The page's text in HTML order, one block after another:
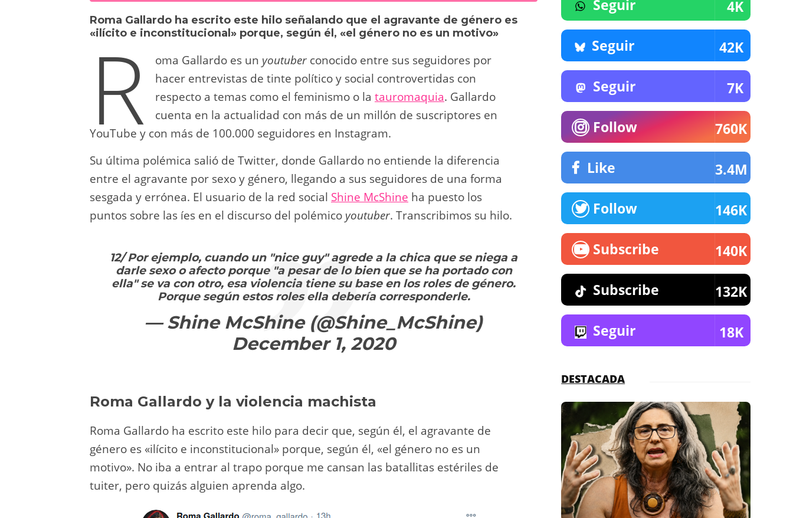
sk
y
o
d
n
gr
a
m
s
A
p
p
e
b
o
o
k
di
t
y
Li
n
k
p
ar
tir
Roma Gallardo ha escrito este hilo señalando que el agravante de género es
«ilícito e inconstitucional» porque, según él, «el género no es un motivo»
R oma Gallardo es un youtuberconocido entre sus seguidores por
hacer entrevistas de tinte político y social controvertidas con
respecto a temas como el feminismo o la tauromaquia. Gallardo
cuenta en la actualidad con más de un millón de suscriptores en
YouTube y con más de 100.000 seguidores en Instagram.
Su última polémica salió de Twitter, donde Gallardo no entiende la diferencia
entre el agravante por sexo y género, llegando a sus seguidores de una forma
sesgada y errónea. El usuario de la red social Shine McShine ha puesto los
puntos sobre las íes en el discurso del polémico youtuber. Transcribimos su hilo.
12/ Por ejemplo, cuando un "nice guy" agrede a la chica que se niega a
darle sexo o afecto porque "a pesar de lo bien que se ha portado con
ella" se va con otro, esa violencia tiene su base en los roles de género.
Porque según estos roles ella debería corresponderle.
— Shine McShine (@Shine_McShine)
December 1, 2020
Roma Gallardo y la violencia machista
Roma Gallardo ha escrito este hilo para decir que, según él, el agravante de
género es «ilícito e inconstitucional» porque, según él, «el género no es un
motivo». No iba a entrar al trapo porque me cansan las batallitas estériles de
tuiter, pero quizás alguien aprenda algo.
Seguir 4K
Seguir 42K
Seguir 7K
Follow 760K
Like 3.4M
Follow 146K
Subscribe 140K
Subscribe 132K
Seguir 18K
DESTACADA